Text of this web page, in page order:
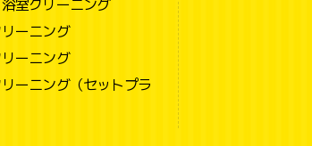
室クリーニング
ーニング
ーニング
ーニング（セットプラ